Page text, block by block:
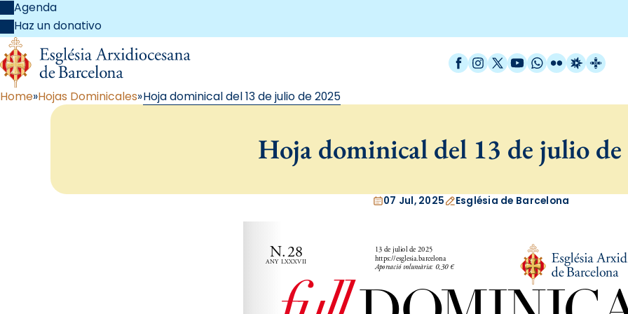
Agenda
Haz un donativo
Facebook
Instagram
X / Twitter
YouTube
WhatsApp
FlickrRadio
Home Hojas Dominicales Hoja dominical del 13 de julio de 2025
Hoja dominical del 13 de julio de
07 Jul, 2025 Església de Barcelona